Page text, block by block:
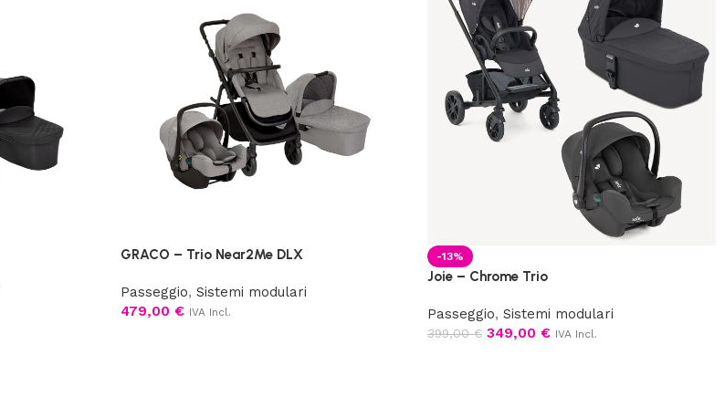
GRACO – Trio Near2Me DLX
Passeggio, Sistemi modulari
479,00 € IVA Incl.
-13%
Joie – Chrome Trio
Passeggio, Sistemi modulari
399,00€ 349,00 € IVA Incl.